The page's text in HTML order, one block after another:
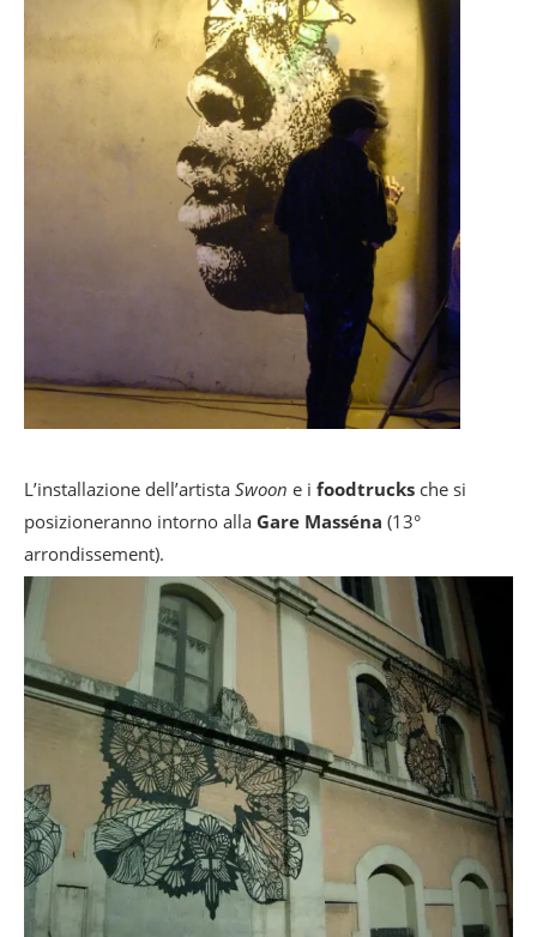
L’installazione dell’artista Swoon e i foodtrucks che si
posizioneranno intorno alla Gare Masséna (13°
arrondissement).